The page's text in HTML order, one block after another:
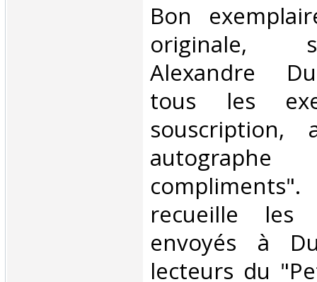
‎Bon
originale,
Alexandre
tous les
souscription,
autographe
recueille les
envoyés à
lecteurs du